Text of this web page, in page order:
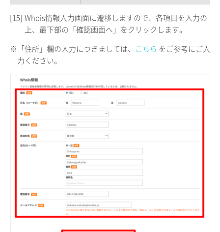
[15] Whois情報入力画面に遷移しますので、各項目を入力の
上、最下部の「確認画面へ」をクリックします。
※「住所」欄の入力につきましては、 こちら をご参考にご入
力ください。